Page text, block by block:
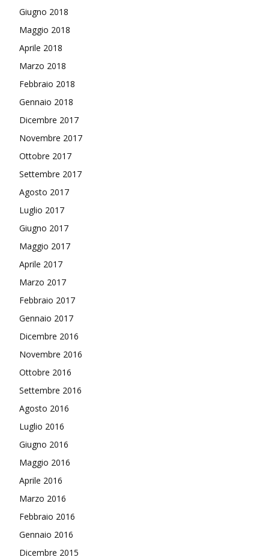
Giugno 2018
Maggio 2018
Aprile 2018
Marzo 2018
Febbraio 2018
Gennaio 2018
Dicembre 2017
Novembre 2017
Ottobre 2017
Settembre 2017
Agosto 2017
Luglio 2017
Giugno 2017
Maggio 2017
Aprile 2017
Marzo 2017
Febbraio 2017
Gennaio 2017
Dicembre 2016
Novembre 2016
Ottobre 2016
Settembre 2016
Agosto 2016
Luglio 2016
Giugno 2016
Maggio 2016
Aprile 2016
Marzo 2016
Febbraio 2016
Gennaio 2016
Dicembre 2015